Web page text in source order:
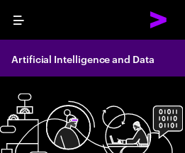
Menu
Artificial Intelligence and Data